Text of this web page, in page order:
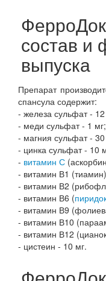
состав и
выпуска
Препарат
спансула содержит:
- железа сульфат -
- меди сульфат - 1 мг;
- магния сульфат -
- цинка сульфат - 10
- витамин С
- витамин В1
- витамин В2
- витамин В6 (
- витамин В9
- витамин В10
- витамин В12
- цистеин - 10 мг.